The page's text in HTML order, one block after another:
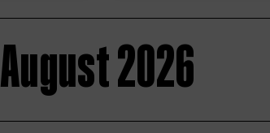
August 2026